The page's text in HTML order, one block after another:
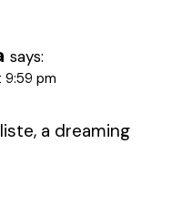
says:
pm
a dreaming